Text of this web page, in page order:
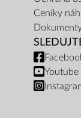
Ceníky
Youtube